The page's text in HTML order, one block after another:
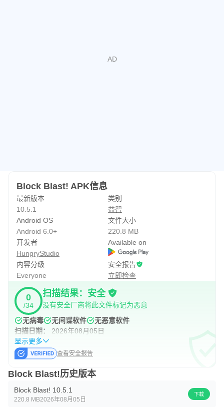
Block Blast! APK信息
最新版本
10.5.1
类别
益智
Android OS
Android 6.0+
文件大小
220.8 MB
开发者
HungryStudio
Available on
内容分级
Everyone
安全报告
立即检查
0
/34
扫描结果：安全
没有安全厂商将此文件标记为恶意
无病毒
无间谍软件
无恶意软件
扫描日期：
2026年08月05日
显示更多
查看安全报告
Block Blast!历史版本
Block Blast! 10.5.1
220.8 MB2026年08月05日
下载